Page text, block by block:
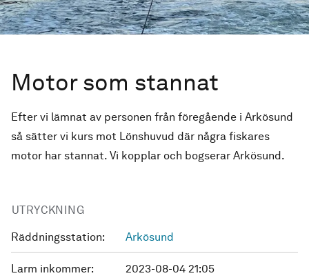
Motor som stannat
Efter vi lämnat av personen från föregående i Arkösund
så sätter vi kurs mot Lönshuvud där några fiskares
motor har stannat. Vi kopplar och bogserar Arkösund.
UTRYCKNING
Räddningsstation: Arkösund
Larm inkommer: 2023-08-04 21:05